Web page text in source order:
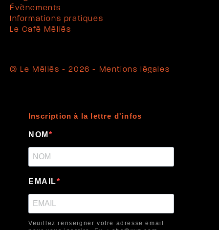
Évènements
Informations pratiques
Le Café Méliès
© Le Méliès - 2026 - Mentions légales
Inscription à la lettre d'infos
NOM
EMAIL
Veuillez renseigner votre adresse email